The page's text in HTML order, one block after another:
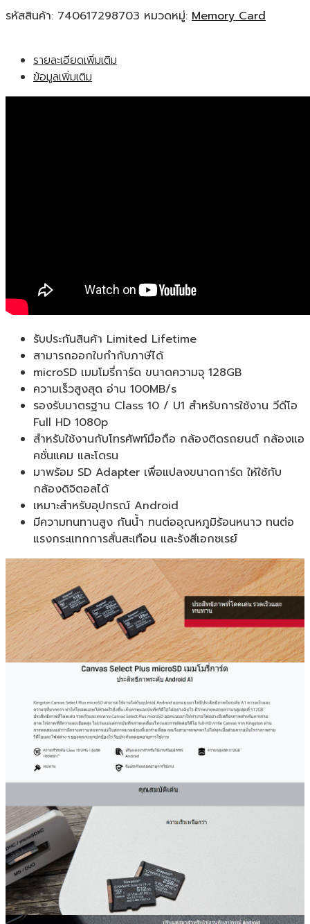
รหัสสินค้า: 740617298703 หมวดหมู่: Memory Card
รายละเอียดเพิ่มเติม
ข้อมูลเพิ่มเติม
รับประกันสินค้า Limited Lifetime
สามารถออกใบกำกับภาษีได้
microSD เมมโมรี่การ์ด ขนาดความจุ 128GB
ความเร็วสูงสุด อ่าน 100MB/s
รองรับมาตรฐาน Class 10 / U1 สำหรับการใช้งาน วีดีโอ
Full HD 1080p
สำหรับใช้งานกับโทรศัพท์มือถือ กล้องติดรถยนต์ กล้องแอ
คชั่นแคม และโดรน
มาพร้อม SD Adapter เพื่อแปลงขนาดการ์ด ให้ใช้กับ
กล้องดิจิตอลได้
เหมาะสำหรับอุปกรณ์ Android
มีความทนทานสูง กันน้ำ ทนต่ออุณหภูมิร้อนหนาว ทนต่อ
แรงกระแทกการสั่นสะเทือน และรังสีเอกซเรย์